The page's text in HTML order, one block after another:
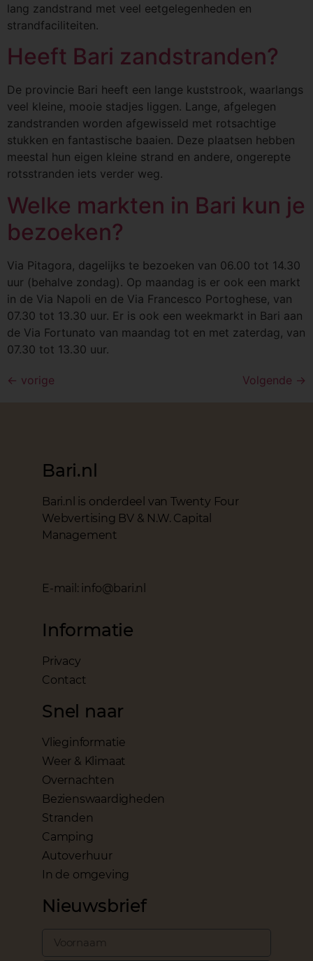
lang zandstrand met veel eetgelegenheden en
strandfaciliteiten.
Heeft Bari zandstranden?
De provincie Bari heeft een lange kuststrook, waarlangs
veel kleine, mooie stadjes liggen. Lange, afgelegen
zandstranden worden afgewisseld met rotsachtige
stukken en fantastische baaien. Deze plaatsen hebben
meestal hun eigen kleine strand en andere, ongerepte
rotsstranden iets verder weg.
Welke markten in Bari kun je
bezoeken?
Via Pitagora, dagelijks te bezoeken van 06.00 tot 14.30
uur (behalve zondag). Op maandag is er ook een markt
in de Via Napoli en de Via Francesco Portoghese, van
07.30 tot 13.30 uur. Er is ook een weekmarkt in Bari aan
de Via Fortunato van maandag tot en met zaterdag, van
07.30 tot 13.30 uur.
← vorige Volgende →
Bari.nl
Bari.nl is onderdeel van Twenty Four
Webvertising BV & N.W. Capital
Management
E-mail: info@bari.nl
Informatie
Privacy
Contact
Snel naar
Vlieginformatie
Weer & Klimaat
Overnachten
Bezienswaardigheden
Stranden
Camping
Autoverhuur
In de omgeving
Nieuwsbrief